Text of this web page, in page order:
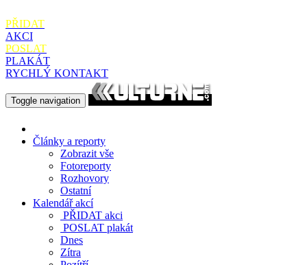
PŘIDAT
AKCI
POSLAT
PLAKÁT
RYCHLÝ KONTAKT
Toggle navigation
Články a reporty
Zobrazit vše
Fotoreporty
Rozhovory
Ostatní
Kalendář akcí
PŘIDAT akci
POSLAT plakát
Dnes
Zítra